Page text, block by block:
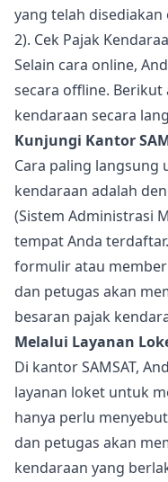
yang telah disediakan
2). Cek Pajak
Selain cara online,
secara offline. Berikut
kendaraan secara
Kunjungi Kantor
Cara paling langsung
kendaraan adalah
(Sistem Administrasi
tempat Anda
formulir atau
dan petugas akan
besaran pajak
Melalui Layanan
Di kantor SAMSAT,
layanan loket untuk
hanya perlu
dan petugas akan
kendaraan yang